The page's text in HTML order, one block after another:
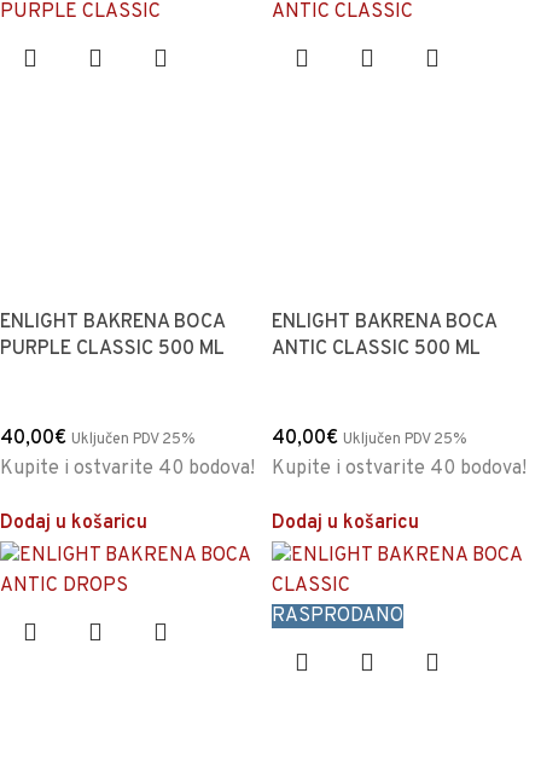
ENLIGHT BAKRENA BOCA
PURPLE CLASSIC 500 ML
40,00€ Uključen PDV 25%
Kupite i ostvarite 40 bodova!
Dodaj u košaricu
ENLIGHT BAKRENA BOCA
ANTIC CLASSIC 500 ML
40,00€ Uključen PDV 25%
Kupite i ostvarite 40 bodova!
Dodaj u košaricu
RASPRODANO